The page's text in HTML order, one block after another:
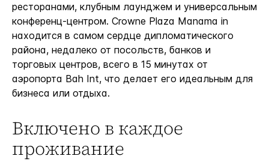
ресторанами, клубным лаунджем и универсальным
конференц-центром. Crowne Plaza Manama in
находится в самом сердце дипломатического
района, недалеко от посольств, банков и
торговых центров, всего в 15 минутах от
аэропорта Bah Int, что делает его идеальным для
бизнеса или отдыха.
Включено в каждое
проживание